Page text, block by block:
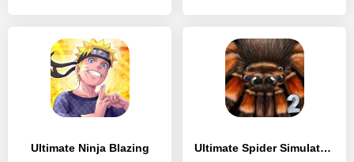
Ultimate Ninja Blazing Ultimate Spider Simulator 2